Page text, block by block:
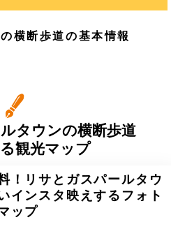
横断歩道の基本情報
タウンの横断歩道
観光マップ
！リサとガスパールタウ
インスタ映えするフォト
ップ